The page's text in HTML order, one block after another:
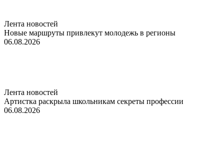
Лента новостей
Новые маршруты привлекут молодежь в регионы
06.08.2026
Лента новостей
Артистка раскрыла школьникам секреты профессии
06.08.2026